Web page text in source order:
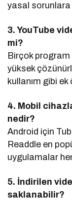
yasal sorunlara
3. YouTube
mi?
Birçok
yüksek
kullanım gibi
4. Mobil
nedir?
Android için
Readdle en
uygulamalar
5. İndirilen
saklanabilir?